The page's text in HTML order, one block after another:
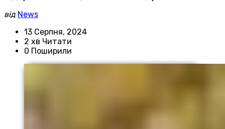
від News
13 Серпня, 2024
2 хв Читати
0 Поширили